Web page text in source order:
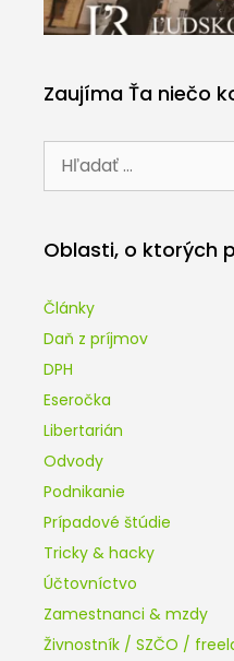
Zaujíma Ťa niečo
Oblasti, o ktorých
Články
Daň z príjmov
DPH
Eseročka
Libertarián
Odvody
Podnikanie
Prípadové štúdie
Tricky & hacky
Účtovníctvo
Zamestnanci & mzdy
Živnostník / SZČO /